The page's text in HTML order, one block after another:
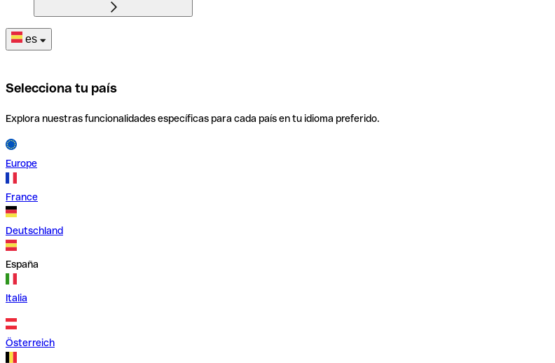
es
Selecciona tu país
Explora nuestras funcionalidades específicas para cada país en tu idioma preferido.
Europe
France
Deutschland
España
Italia
Österreich